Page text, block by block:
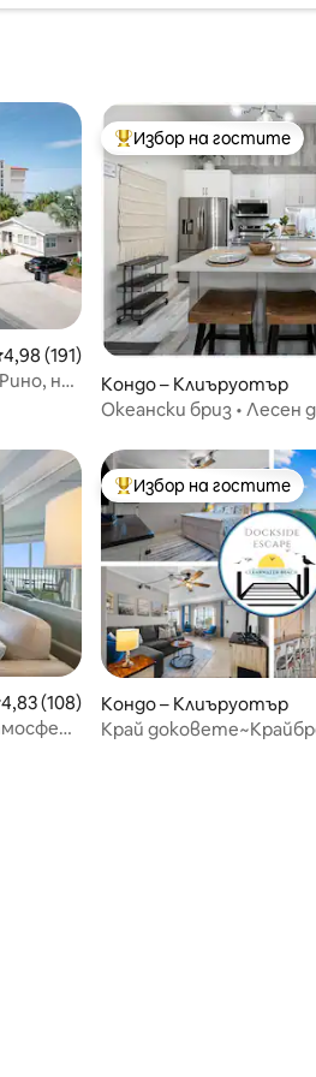
оценка: 4,98 от 5, 191 отзива
4,98 (191)
на
Най-популярен избор
Избор на гостите
Кондо – Клиъруотър
Океански бриз • Лесен
оценка: 4,83 от 5, 108 отзива
4,83 (108)
Най-популярен избор
Избор на гостите
Кондо – Клиъруотър
Край